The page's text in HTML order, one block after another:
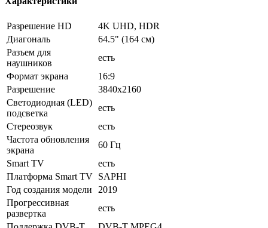
Разрешение HD
4K UHD, HDR
Диагональ
64.5" (164 см)
Разъем для
наушников
есть
Формат экрана
16:9
Разрешение
3840x2160
Светодиодная (LED)
подсветка
есть
Стереозвук
есть
Частота обновления
экрана
60 Гц
Smart TV
есть
Платформа Smart TV SAPHI
Год создания модели
2019
Прогрессивная
развертка
есть